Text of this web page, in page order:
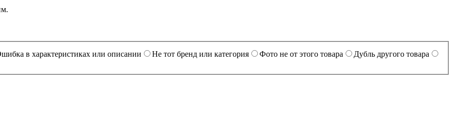
в характеристиках или описании Не тот бренд или категория Фото не от этого товара Дубль другого товара